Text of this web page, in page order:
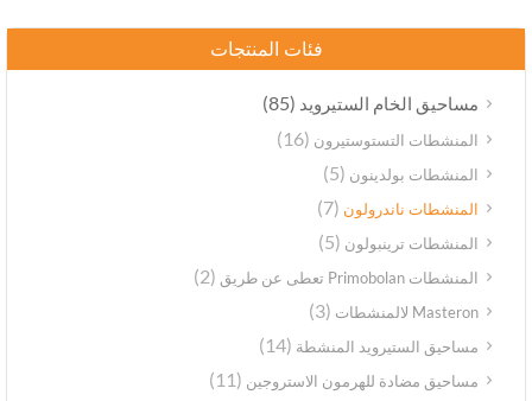
فئات المنتجات
مساحيق الخام الستيرويد(85)
المنشطات التستوستيرون(16)
المنشطات بولدينون(5)
المنشطات ناندرولون(7)
المنشطات ترينبولون(5)
المنشطات Primobolan تعطى عن طريق (2)
Masteron لالمنشطات (3)
مساحيق الستيرويد المنشطة(14)
مساحيق مضادة للهرمون الاستروجين(11)